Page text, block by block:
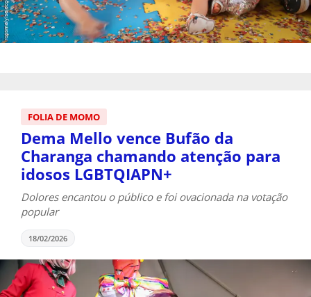
FOLIA DE MOMO
Dema Mello vence Bufão da
Charanga chamando atenção para
idosos LGBTQIAPN+
Dolores encantou o público e foi ovacionada na votação
popular
18/02/2026